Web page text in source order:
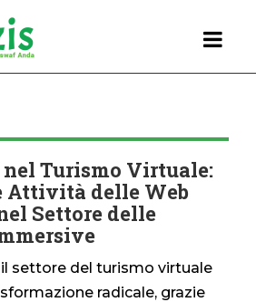
Turismo Virtuale:
Attività delle Web
Settore delle
settore del turismo virtuale
radicale, grazie